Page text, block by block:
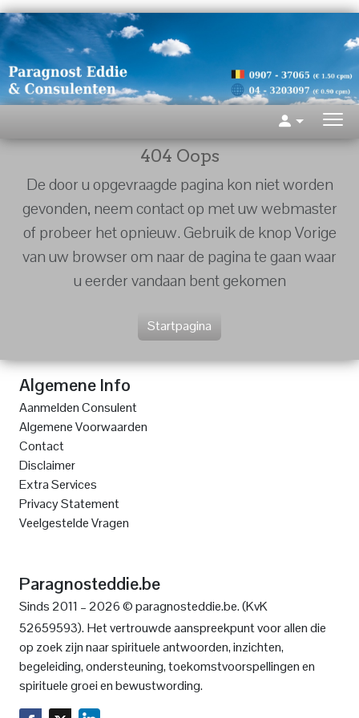
404 Oops
De door u opgevraagde pagina kon niet worden
gevonden, neem contact op met uw webmaster
of probeer het opnieuw. Gebruik de knop Vorige
van uw browser om naar de pagina te gaan waar
u eerder vandaan bent gekomen
Startpagina
Algemene Info
Aanmelden Consulent
Algemene Voorwaarden
Contact
Disclaimer
Extra Services
Privacy Statement
Veelgestelde Vragen
Paragnosteddie.be
Sinds 2011 – 2026 © paragnosteddie.be. (KvK
52659593). Het vertrouwde aanspreekpunt voor allen die
op zoek zijn naar spirituele antwoorden, inzichten,
begeleiding, ondersteuning, toekomstvoorspellingen en
spirituele groei en bewustwording.